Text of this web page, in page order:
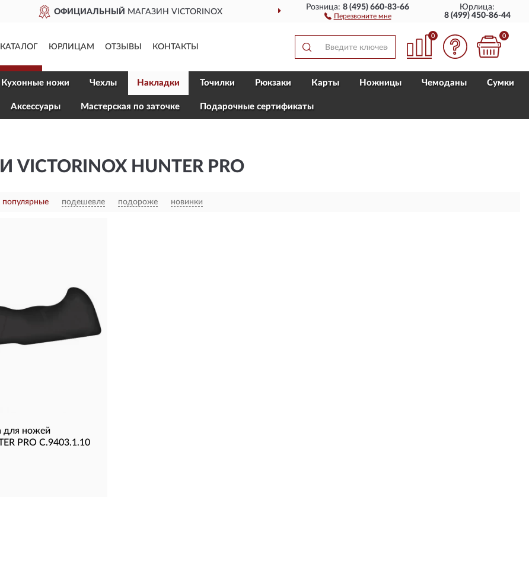
ОФИЦИАЛЬНЫЙ МАГАЗИН VICTORINOX ДОСТАВИМ ПО ВСЕЙ РОССИИ
Розница:8 (495) 660-83-66
Перезвоните мне
Юрлица:
8 (499) 450-86-44
КАТАЛОГ ЮРЛИЦАМ ОТЗЫВЫ КОНТАКТЫ
0 0
Кухонные ножи Чехлы Накладки Точилки Рюкзаки Карты Ножницы Чемоданы Сумки
Aксессуары Мастерская по заточке Подарочные сертификаты
HUNTER PRO
популярные подешевле подороже новинки
для ножей
PRO C.9403.1.10